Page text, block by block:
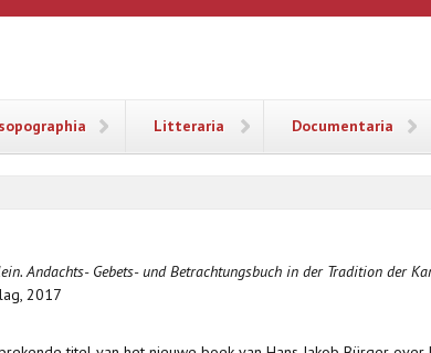
Litteraria Documentaria
Andachts- Gebets- und Betrachtungsbuch in der Tradition der
2017